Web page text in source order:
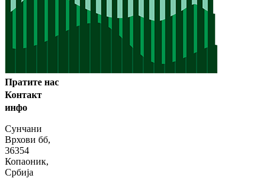
Пратите нас
Контакт
инфо
Сунчани
Врхови бб,
36354
Копаоник,
Србија